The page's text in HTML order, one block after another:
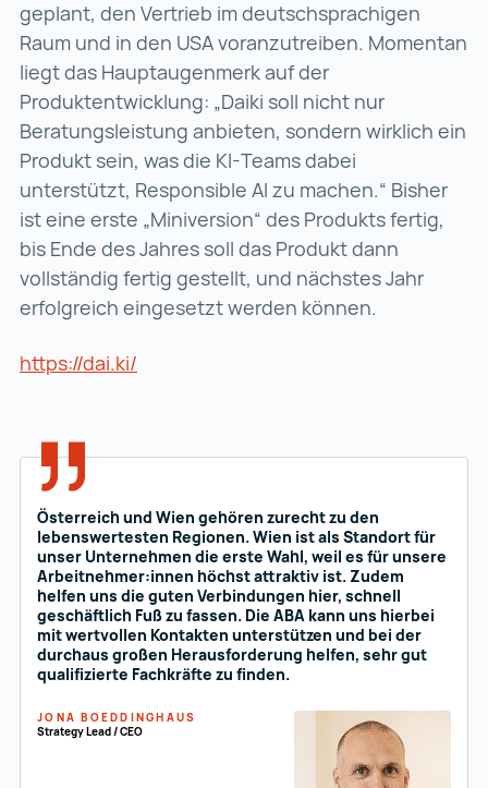
geplant, den Vertrieb im deutschsprachigen
Raum und in den USA voranzutreiben. Momentan
liegt das Hauptaugenmerk auf der
Produktentwicklung: „Daiki soll nicht nur
Beratungsleistung anbieten, sondern wirklich ein
Produkt sein, was die KI-Teams dabei
unterstützt, Responsible AI zu machen.“ Bisher
ist eine erste „Miniversion“ des Produkts fertig,
bis Ende des Jahres soll das Produkt dann
vollständig fertig gestellt, und nächstes Jahr
erfolgreich eingesetzt werden können.
https://dai.ki/
Österreich und Wien gehören zurecht zu den
lebenswertesten Regionen. Wien ist als Standort für
unser Unternehmen die erste Wahl, weil es für unsere
Arbeitnehmer:innen höchst attraktiv ist. Zudem
helfen uns die guten Verbindungen hier, schnell
geschäftlich Fuß zu fassen. Die ABA kann uns hierbei
mit wertvollen Kontakten unterstützen und bei der
durchaus großen Herausforderung helfen, sehr gut
qualifizierte Fachkräfte zu finden.
JONA BOEDDINGHAUS
Strategy Lead / CEO